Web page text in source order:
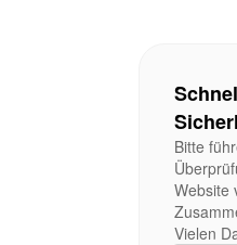
Bitte
Website
Vielen